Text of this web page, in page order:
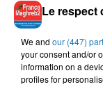
résolution du
Le respect
We and our (447)
your consent and/or
information on a
profiles for